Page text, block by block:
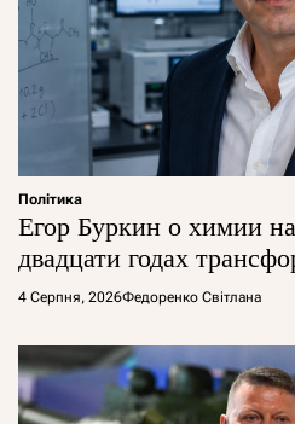
Політика
Егор Буркин о химии
двадцати годах
4 Серпня, 2026Федоренко Світлана